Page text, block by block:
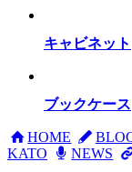
キャビネット
ブックケース
HOME
KATO
NEWS